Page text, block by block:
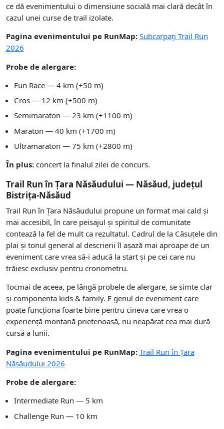
ce dă evenimentului o dimensiune socială mai clară decât în
cazul unei curse de trail izolate.
Pagina evenimentului pe RunMap: Subcarpați Trail Run
2026
Probe de alergare:
Fun Race — 4 km (+50 m)
Cros — 12 km (+500 m)
Semimaraton — 23 km (+1100 m)
Maraton — 40 km (+1700 m)
Ultramaraton — 75 km (+2800 m)
În plus:concert la finalul zilei de concurs.
Trail Run în Țara Năsăudului — Năsăud, județul
Bistrița-Năsăud
Trail Run în Țara Năsăudului propune un format mai cald și
mai accesibil, în care peisajul și spiritul de comunitate
contează la fel de mult ca rezultatul. Cadrul de la Căsuțele din
plai și tonul general al descrierii îl așază mai aproape de un
eveniment care vrea să-i aducă la start și pe cei care nu
trăiesc exclusiv pentru cronometru.
Tocmai de aceea, pe lângă probele de alergare, se simte clar
și componenta kids & family. E genul de eveniment care
poate funcționa foarte bine pentru cineva care vrea o
experiență montană prietenoasă, nu neapărat cea mai dură
cursă a lunii.
Pagina evenimentului pe RunMap: Trail Run în Țara
Năsăudului 2026
Probe de alergare:
Intermediate Run — 5 km
Challenge Run — 10 km